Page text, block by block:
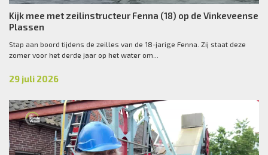
Kijk mee met zeilinstructeur Fenna (18) op de Vinkeveense
Plassen
Stap aan boord tijdens de zeilles van de 18-jarige Fenna. Zij staat deze
zomer voor het derde jaar op het water om...
29 juli 2026